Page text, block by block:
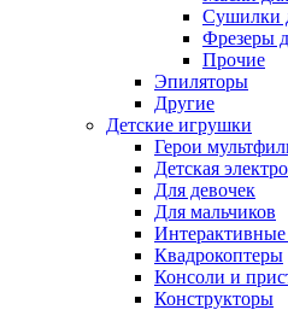
Сушилки
Фрезеры
Прочие
Эпиляторы
Другие
Детские игрушки
Герои
Детская
Для девочек
Для мальчиков
Квадрокоптеры
Консоли и
Конструкторы